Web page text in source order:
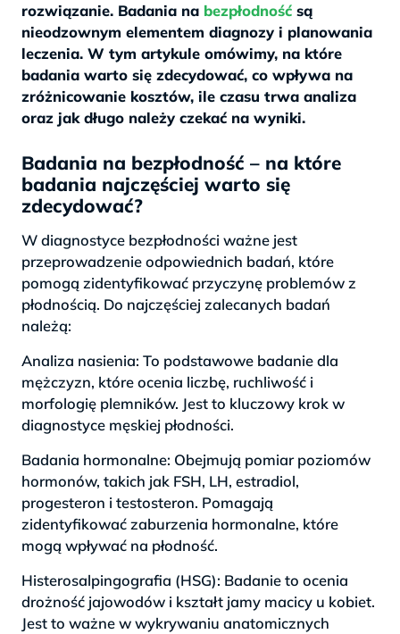
rozwiązanie. Badania na bezpłodność są
nieodzownym elementem diagnozy i planowania
leczenia. W tym artykule omówimy, na które
badania warto się zdecydować, co wpływa na
zróżnicowanie kosztów, ile czasu trwa analiza
oraz jak długo należy czekać na wyniki.
Badania na bezpłodność – na które
badania najczęściej warto się
zdecydować?
W diagnostyce bezpłodności ważne jest
przeprowadzenie odpowiednich badań, które
pomogą zidentyfikować przyczynę problemów z
płodnością. Do najczęściej zalecanych badań
należą:
Analiza nasienia: To podstawowe badanie dla
mężczyzn, które ocenia liczbę, ruchliwość i
morfologię plemników. Jest to kluczowy krok w
diagnostyce męskiej płodności.
Badania hormonalne: Obejmują pomiar poziomów
hormonów, takich jak FSH, LH, estradiol,
progesteron i testosteron. Pomagają
zidentyfikować zaburzenia hormonalne, które
mogą wpływać na płodność.
Histerosalpingografia (HSG): Badanie to ocenia
drożność jajowodów i kształt jamy macicy u kobiet.
Jest to ważne w wykrywaniu anatomicznych